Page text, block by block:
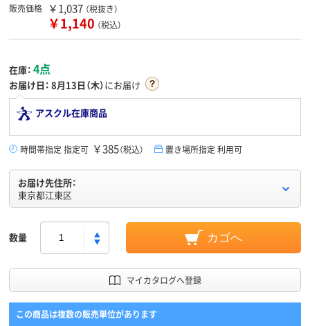
販売価格 ￥1,037 （税抜き）
￥1,140 （税込）
在庫： 4点
お届け日： 8月13日（木）にお届け
アスクル在庫商品
時間帯指定 指定可 ￥385（税込） 置き場所指定 利用可
お届け先住所：
東京都江東区
数量 カゴへ
マイカタログへ登録
この商品は複数の販売単位があります